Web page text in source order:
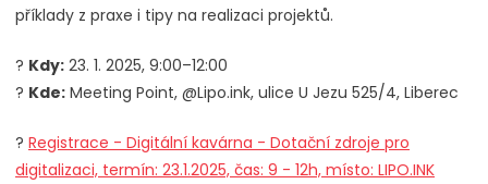
příklady z praxe i tipy na realizaci projektů.
? Kdy: 23. 1. 2025, 9:00–12:00
? Kde: Meeting Point, @Lipo.ink, ulice U Jezu 525/4, Liberec
? Registrace - Digitální kavárna - Dotační zdroje pro
digitalizaci, termín: 23.1.2025, čas: 9 - 12h, místo: LIPO.INK